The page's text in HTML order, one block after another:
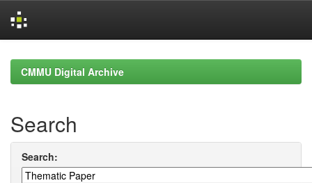
navigationCMMU Digital Archive
Search
Search: